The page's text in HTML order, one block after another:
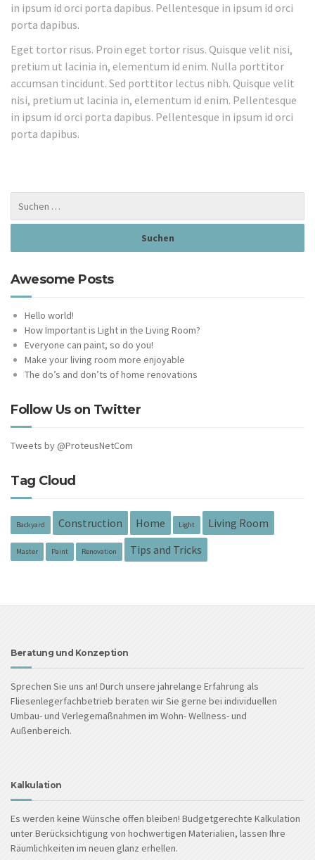
in ipsum id orci porta dapibus. Pellentesque in ipsum id orci
porta dapibus.
Eget tortor risus. Proin eget tortor risus. Quisque velit nisi,
pretium ut lacinia in, elementum id enim. Nulla porttitor
accumsan tincidunt. Sed porttitor lectus nibh. Quisque velit
nisi, pretium ut lacinia in, elementum id enim. Pellentesque
in ipsum id orci porta dapibus. Pellentesque in ipsum id orci
porta dapibus.
Awesome Posts
Hello world!
How Important is Light in the Living Room?
Everyone can paint, so do you!
Make your living room more enjoyable
The do’s and don’ts of home renovations
Follow Us on Twitter
Tweets by @ProteusNetCom
Tag Cloud
Backyard Construction Home Light Living Room
Master Paint Renovation Tips and Tricks
Beratung und Konzeption
Sprechen Sie uns an! Durch unsere jahrelange Erfahrung als
Fliesenlegerfachbetrieb beraten wir Sie gerne bei individuellen
Umbau- und Verlegemaßnahmen im Wohn- Wellness- und
Außenbereich.
Kalkulation
Es werden keine Wünsche offen bleiben! Budgetgerechte Kalkulation
unter Berücksichtigung von hochwertigen Materialien, lassen Ihre
Räumlichkeiten im neuen glanz erhellen.